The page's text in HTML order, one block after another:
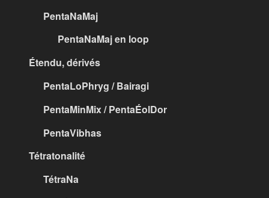
PentaNaMaj
PentaNaMaj en loop
Étendu, dérivés
PentaLoPhryg / Bairagi
PentaMinMix / PentaÉolDor
PentaVibhas
Tétratonalité
TétraNa